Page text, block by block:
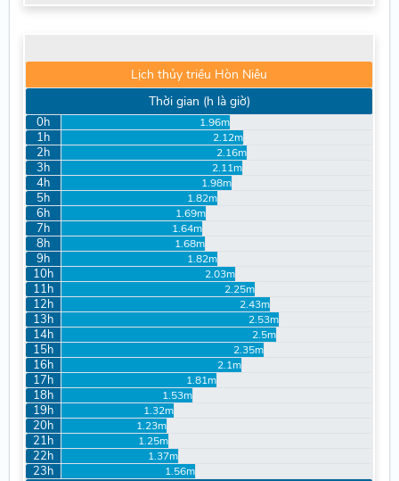
Lịch thủy triều Hòn Niêu
Thời gian (h là giờ)
0h 1.96m
1h 2.12m
2h 2.16m
3h 2.11m
4h 1.98m
5h 1.82m
6h 1.69m
7h 1.64m
8h 1.68m
9h 1.82m
10h 2.03m
11h 2.25m
12h 2.43m
13h 2.53m
14h 2.5m
15h 2.35m
16h 2.1m
17h 1.81m
18h 1.53m
19h 1.32m
20h 1.23m
21h 1.25m
22h 1.37m
23h 1.56m